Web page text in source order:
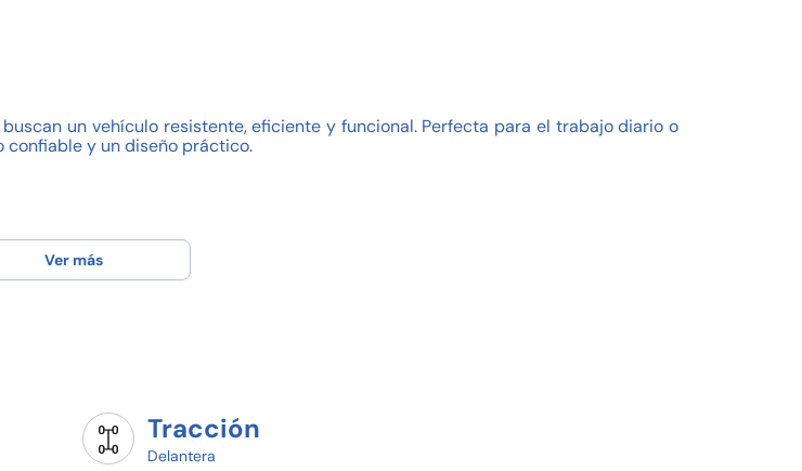
un vehículo resistente, eficiente y funcional. Perfecta para el trabajo diario o
y un diseño práctico.
Ver más
Tracción
Delantera